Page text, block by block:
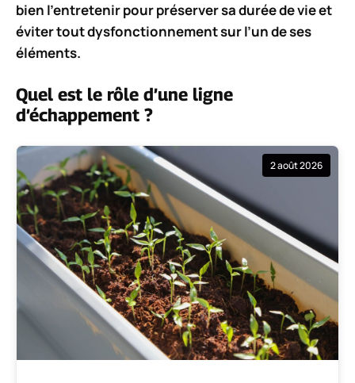
bien l’entretenir pour préserver sa durée de vie et
éviter tout dysfonctionnement sur l’un de ses
éléments.
Quel est le rôle d’une ligne
d’échappement ?
2 août 2026